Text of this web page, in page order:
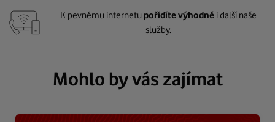
K pevnému internetu pořídíte výhodně i další naše
služby.
Mohlo by vás zajímat